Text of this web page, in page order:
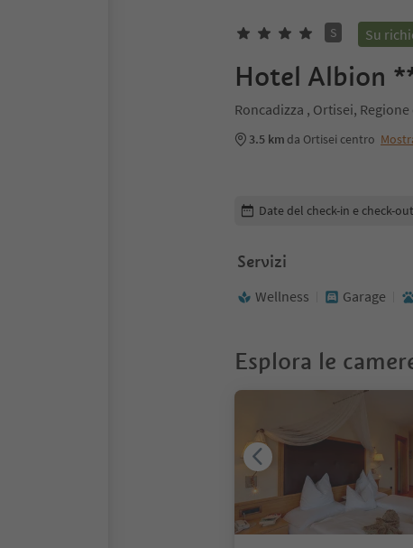
S Su
Hotel Albion
Roncadizza , Ortisei,
3.5 km da Ortisei centro
Modifica i dettagli della
Date del check-in e check-out
Servizi
Wellness Garage
Esplora le